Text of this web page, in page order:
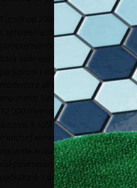
EuroShop 2020 in un padiglione
L’attuale trasformazione
comprensorio di Messe Düsseldorf
sarà sede dell’allestimento di
padiglioni 1 e 2 sono stati
moderno e all’avanguardia. I
imponenti: lungo 158 metri e largo
12.000 metri quadrati. L‘entrata al
accessi, il soffitto consente l’utilizzo
è anche l’alimentazione e la
riguarda acqua, elettricità e
dal pavimento. Seguendo un
padiglione 1 possono arrivare